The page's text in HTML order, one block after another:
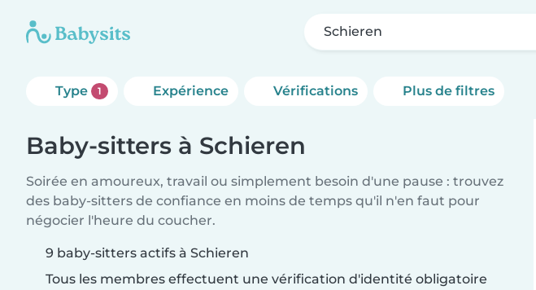
Schieren
Type 1 Expérience Vérifications Plus de filtres
Baby-sitters à Schieren
Soirée en amoureux, travail ou simplement besoin d'une pause : trouvez
des baby-sitters de confiance en moins de temps qu'il n'en faut pour
négocier l'heure du coucher.
9 baby-sitters actifs à Schieren
Tous les membres effectuent une vérification d'identité obligatoire